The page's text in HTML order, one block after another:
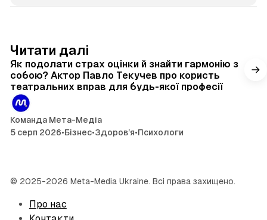
Читати далі
Як подолати страх оцінки й знайти гармонію з
собою? Актор Павло Текучев про користь
театральних вправ для будь-якої професії
Команда Мета-Медіа
5 серп 2026•Бізнес•Здоров’я•Психологи
© 2025-2026 Meta-Media Ukraine. Всі права захищено.
Про нас